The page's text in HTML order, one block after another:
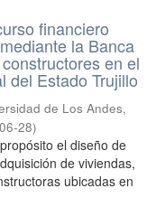
financiero
la Banca
en el
del Estado Trujillo
de Los Andes,
28)
el diseño de
de viviendas,
ubicadas en